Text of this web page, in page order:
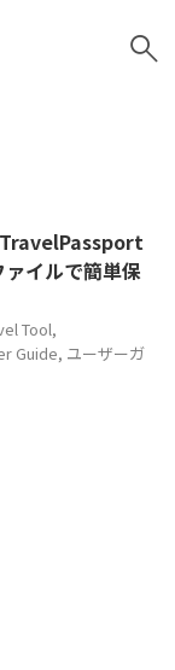
ァイルで簡単保
Tool,
Guide, ユーザーガ